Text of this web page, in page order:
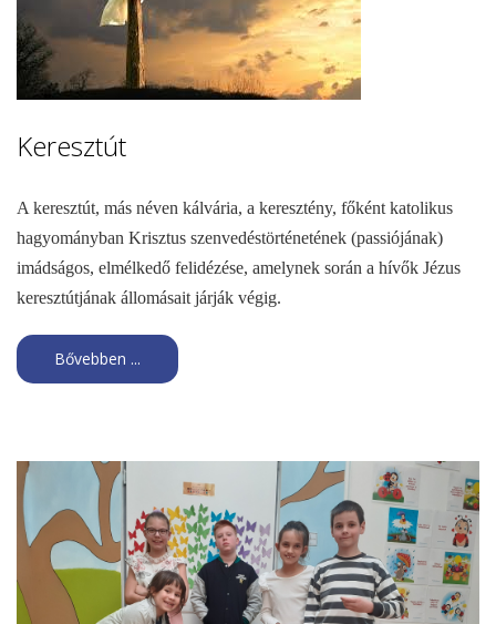
Keresztút
A keresztút, más néven kálvária, a keresztény, főként katolikus
hagyományban Krisztus szenvedéstörténetének (passiójának)
imádságos, elmélkedő felidézése, amelynek során a hívők Jézus
keresztútjának állomásait járják végig.
Bővebben ...